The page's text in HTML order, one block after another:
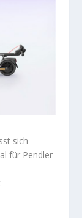
sich
für Pendler